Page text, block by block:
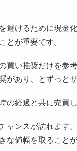
避けるために現金
とが重要です。
買い推奨だけを参
があり、とずっと
の経過と共に売買
ャンスが訪れます
な値幅を取ることが